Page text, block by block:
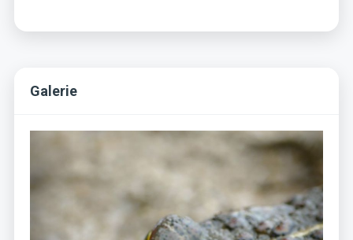
Galerie
Previous Next